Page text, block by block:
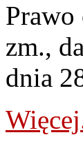
Prawo
zm.,
dnia